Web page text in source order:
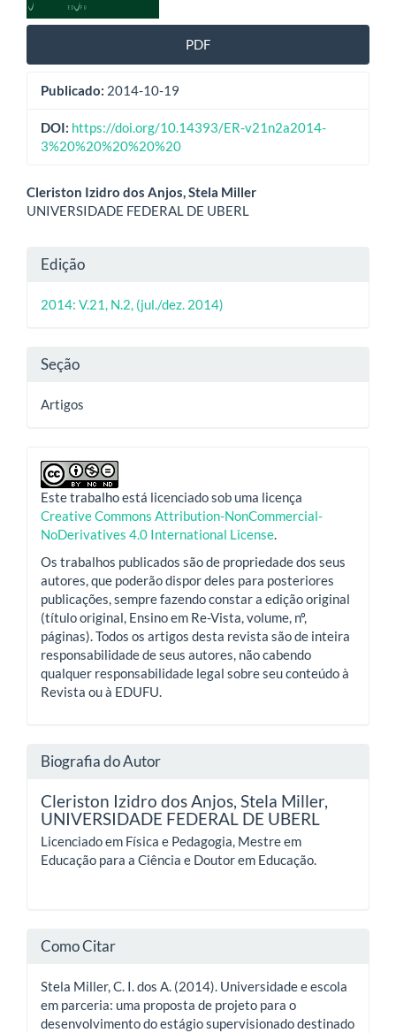
PDF
Publicado: 2014-10-19
DOI: https://doi.org/10.14393/ER-v21n2a2014-
3%20%20%20%20%20
Conteúdo
artigo
Cleriston Izidro dos Anjos, Stela Miller
UNIVERSIDADE FEDERAL DE UBERL
Detalhes
do
Edição
2014: V.21, N.2, (jul./dez. 2014)
Seção
Artigos
Este trabalho está licenciado sob uma licença
Creative Commons Attribution-NonCommercial-
NoDerivatives 4.0 International License
Os trabalhos publicados são de propriedade dos seus
autores, que poderão dispor deles para posteriores
publicações, sempre fazendo constar a edição original
(título original, Ensino em Re-Vista, volume, nº,
páginas). Todos os artigos desta revista são de inteira
responsabilidade de seus autores, não cabendo
qualquer responsabilidade legal sobre seu conteúdo à
Revista ou à EDUFU.
Biografia do Autor
Cleriston Izidro dos Anjos, Stela Miller,
UNIVERSIDADE FEDERAL DE UBERL
Licenciado em Física e Pedagogia, Mestre em
Educação para a Ciência e Doutor em Educação.
Como Citar
Stela Miller, C. I. dos A. (2014). Universidade e escola
em parceria: uma proposta de projeto para o
desenvolvimento do estágio supervisionado destinado